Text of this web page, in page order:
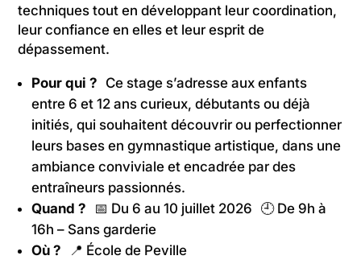
techniques tout en développant leur coordination,
leur confiance en elles et leur esprit de
dépassement.
Pour qui ? Ce stage s’adresse aux enfants
entre 6 et 12 ans curieux, débutants ou déjà
initiés, qui souhaitent découvrir ou perfectionner
leurs bases en gymnastique artistique, dans une
ambiance conviviale et encadrée par des
entraîneurs passionnés.
Quand ? 📅 Du 6 au 10 juillet 2026 🕘 De 9h à
16h – Sans garderie
Où ? 📍 École de Peville